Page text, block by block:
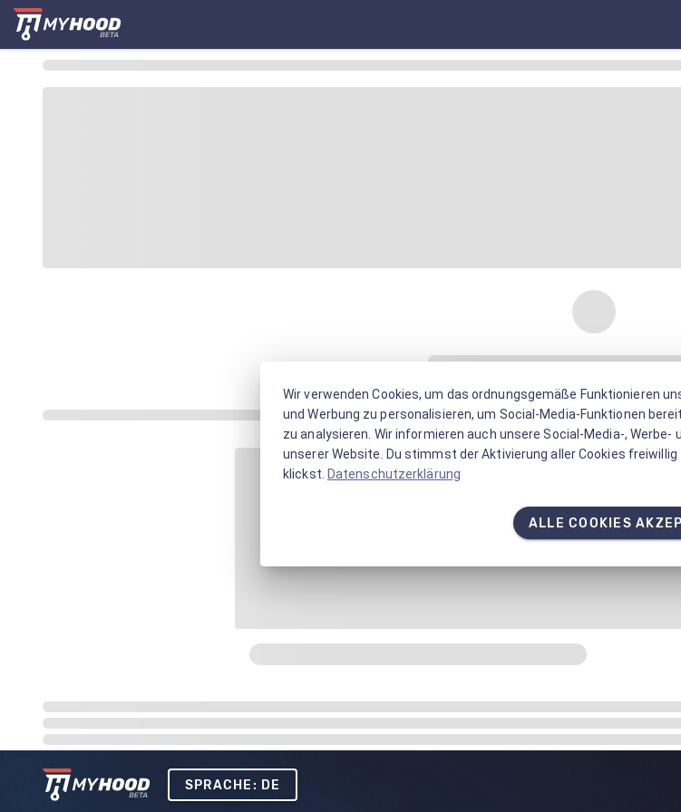
SPRACHE: DE
Wir verwenden Cookies, um das ordnungsgemäße Funktionieren
und Werbung zu personalisieren, um Social-Media-Funktionen
zu analysieren. Wir informieren auch unsere Social-Media-, Werbe-
unserer Website. Du stimmst der Aktivierung aller Cookies
klickst. Datenschutzerklärung
ALLE COOKIES